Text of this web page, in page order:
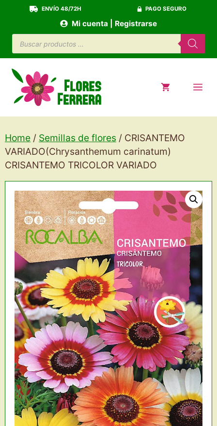
contenido
ENVÍO 48/72H PAGO SEGURO
Búsqueda
de
productos
Mi cuenta | Registrarse
Home / Semillas de flores / CRISANTEMO
VARIADO(Chrysanthemum carinatum)
CRISANTEMO TRICOLOR VARIADO